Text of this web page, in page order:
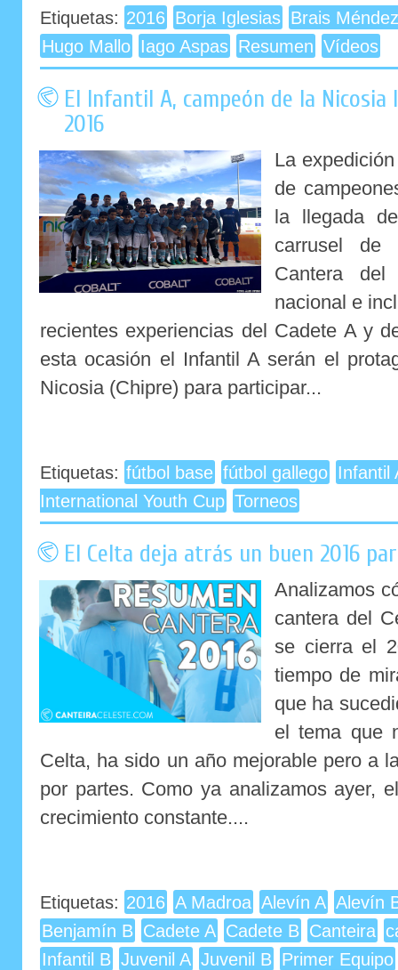
Etiquetas: 2016 Borja Iglesias Brais Méndez
Hugo Mallo Iago Aspas Resumen Vídeos
El Infantil A, campeón de la
2016
La
de
la llegada
carrusel
Cantera
nacional e
recientes experiencias del Cadete A y
esta ocasión el Infantil A serán el
Nicosia (Chipre) para participar...
Etiquetas: fútbol base fútbol gallego Infantil
International Youth Cup Torneos
El Celta deja atrás un buen 2016
Analizamos
cantera del
se cierra el
tiempo de
que ha
el tema que
Celta, ha sido un año mejorable pero a
por partes. Como ya analizamos ayer,
crecimiento constante....
Etiquetas: 2016 A Madroa Alevín A Alevín
Benjamín B Cadete A Cadete B Canteira
Infantil B Juvenil A Juvenil B Primer Equipo